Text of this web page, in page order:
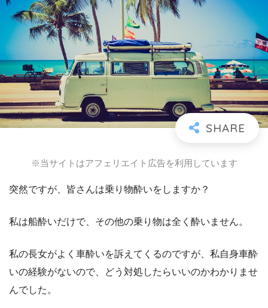
※当サイトはアフェリエイト広告を利用しています
突然ですが、皆さんは乗り物酔いをしますか？
私は船酔いだけで、その他の乗り物は全く酔いません。
私の長女がよく車酔いを訴えてくるのですが、私自身車酔
いの経験がないので、どう対処したらいいのかわかりませ
んでした。